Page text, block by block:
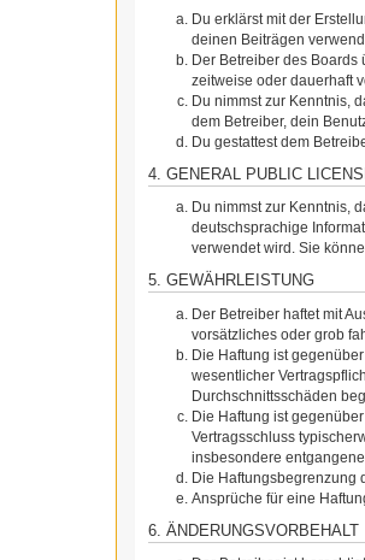
Du erklärst mit der
deinen Beiträgen
Der Betreiber des
zeitweise oder dauerhaft
Du nimmst zur Kenntnis,
dem Betreiber, dein
Du gestattest dem
4. GENERAL PUBLIC
Du nimmst zur Kenntnis,
deutschsprachige
verwendet wird. Sie
5. GEWÄHRLEISTUNG
Der Betreiber haftet mit
vorsätzliches oder grob
Die Haftung ist
wesentlicher
Durchschnittsschäden
Die Haftung ist
Vertragsschluss
insbesondere
Die Haftungsbegrenzung
Ansprüche für eine
6. ÄNDERUNGSVORBEHALT